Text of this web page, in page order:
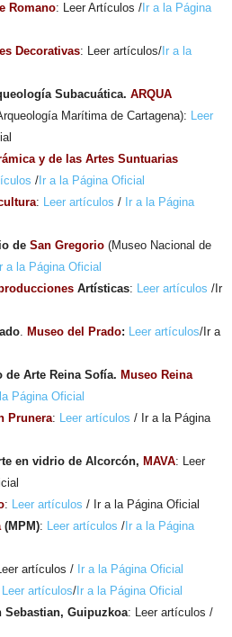
Romano: Leer Artículos / Ir a la Página
Decorativas: Leer artículos/ Ir a la
Subacuática. ARQUA
Marítima de Cartagena): Leer
y de las Artes Suntuarias
/ Ir a la Página Oficial
: Leer artículos / Ir a la Página
de San Gregorio (Museo Nacional de
Ir a la Página Oficial
Artísticas: Leer artículos /Ir
. Museo del Prado: Leer artículos/Ir a
de Arte Reina Sofía. Museo Reina
Página Oficial
Prunera: Leer artículos / Ir a la Página
en vidrio de Alcorcón, MAVA: Leer
: Leer artículos / Ir a la Página Oficial
(MPM): Leer artículos / Ir a la Página
artículos /
Ir a la Página Oficial
Leer artículos/ Ir a la Página Oficial
Sebastian, Guipuzkoa: Leer artículos /